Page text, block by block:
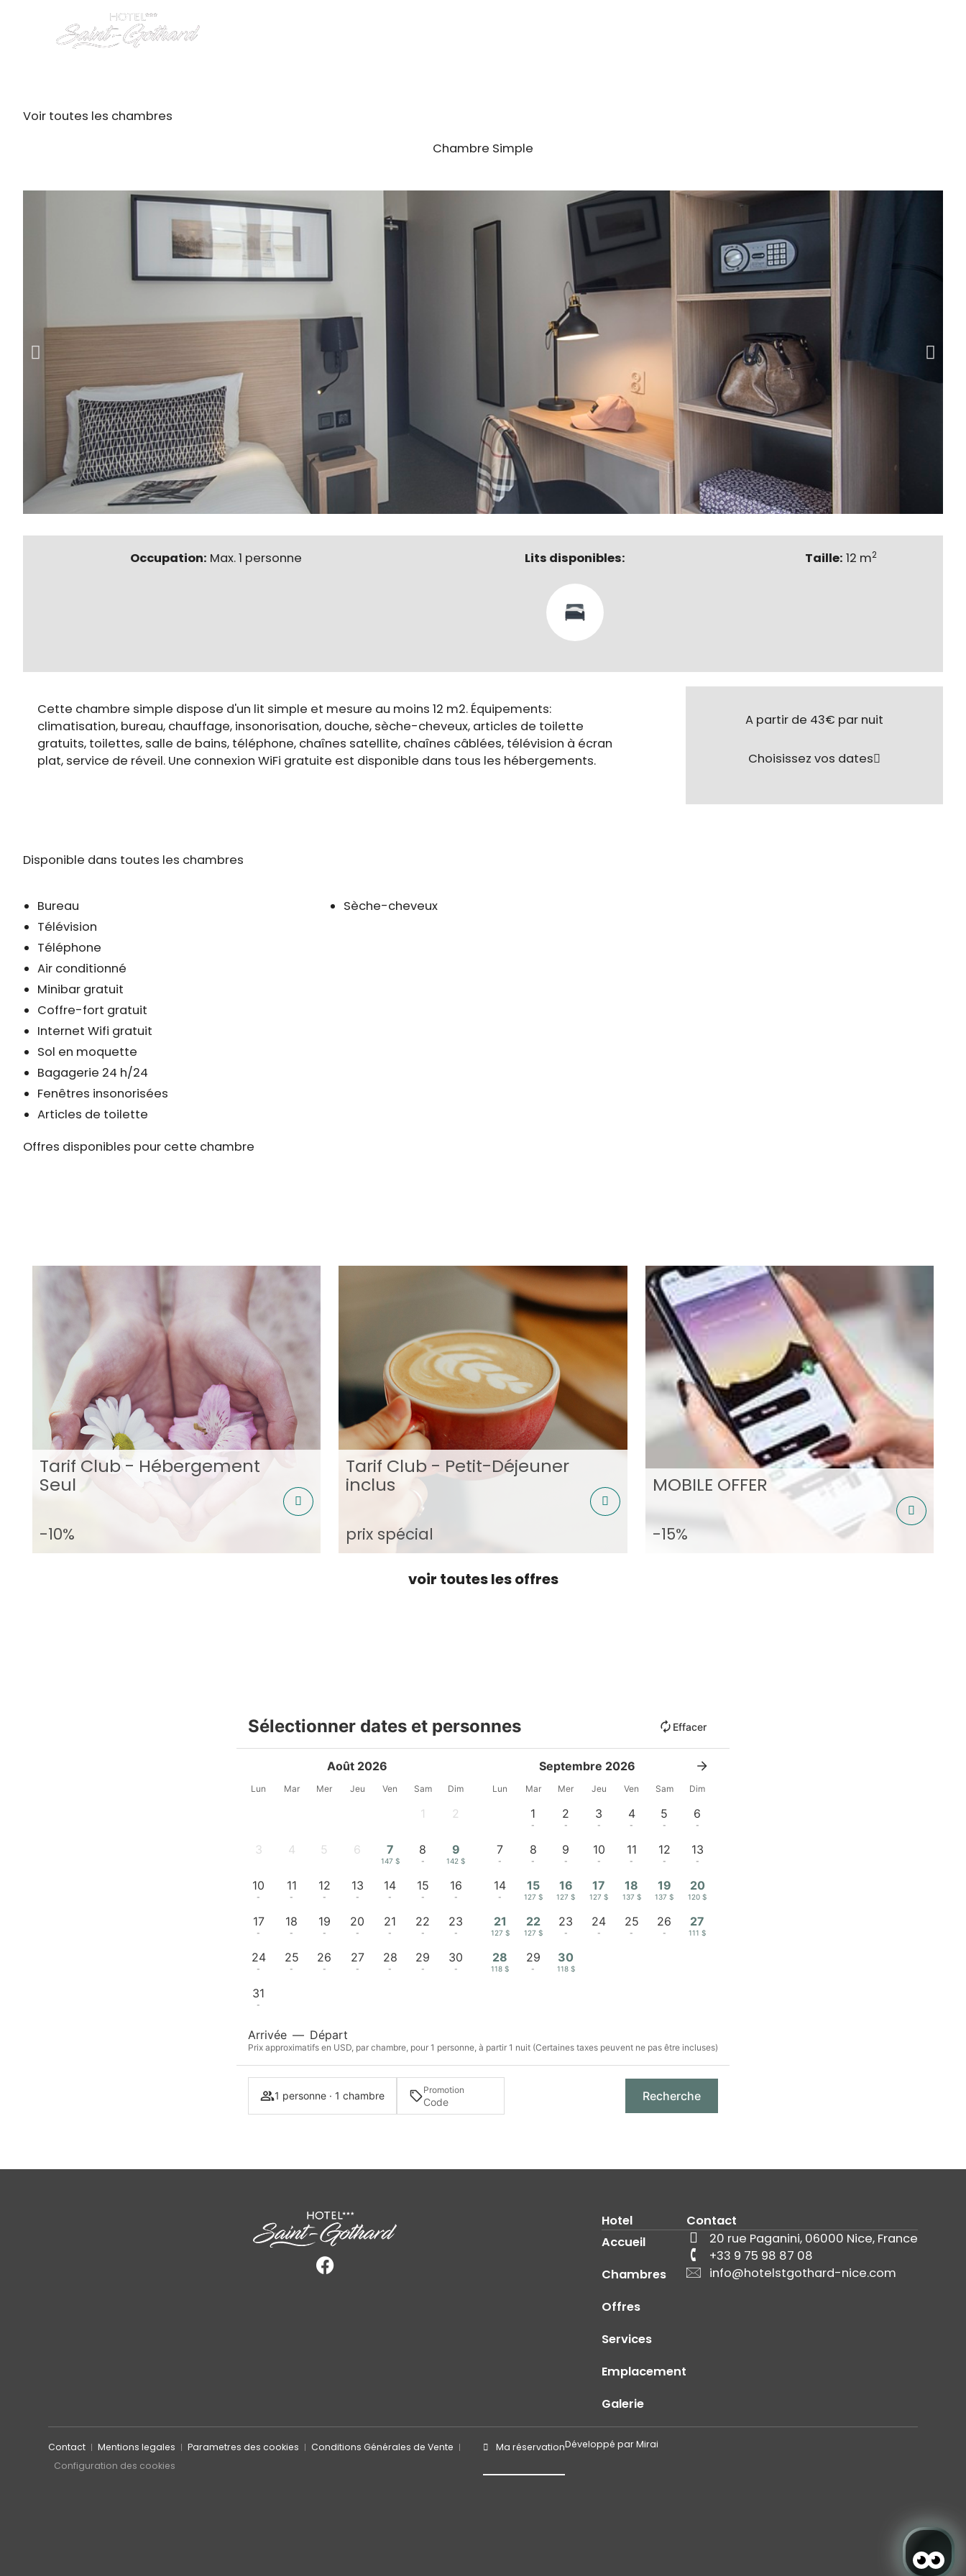
Voir toutes les chambres
Chambre Simple
Occupation: Max. 1 personne Lits disponibles: Taille: 12 m2
Cette chambre simple dispose d'un lit simple et mesure au moins 12 m2. Équipements:
climatisation, bureau, chauffage, insonorisation, douche, sèche-cheveux, articles de toilette
gratuits, toilettes, salle de bains, téléphone, chaînes satellite, chaînes câblées, télévision à écran
plat, service de réveil. Une connexion WiFi gratuite est disponible dans tous les hébergements.
A partir de 43€ par nuit
Choisissez vos dates
Disponible dans toutes les chambres
Bureau
Télévision
Téléphone
Air conditionné
Minibar gratuit
Coffre-fort gratuit
Internet Wifi gratuit
Sol en moquette
Bagagerie 24 h/24
Fenêtres insonorisées
Articles de toilette
Sèche-cheveux
Offres disponibles pour cette chambre
Tarif Club - Hébergement
Seul
-10%
Tarif Club - Petit-Déjeuner
inclus
prix spécial
MOBILE OFFER
-15%
voir toutes les offres
Sélectionner dates et personnes Effacer
Août 2026
Lun Mar Mer Jeu Ven Sam Dim
1 2
3 4 5 6 7
147 $
8
-
9
142 $
10
-
11
-
12
-
13
-
14
-
15
-
16
-
17
-
18
-
19
-
20
-
21
-
22
-
23
-
24
-
25
-
26
-
27
-
28
-
29
-
30
-
31
-
Septembre 2026
Lun Mar Mer Jeu Ven Sam Dim
1
-
2
-
3
-
4
-
5
-
6
-
7
-
8
-
9
-
10
-
11
-
12
-
13
-
14
-
15
127 $
16
127 $
17
127 $
18
137 $
19
137 $
20
120 $
21
127 $
22
127 $
23
-
24
-
25
-
26
-
27
111 $
28
118 $
29
-
30
118 $
Arrivée — Départ
Prix approximatifs en USD, par chambre, pour 1 personne, à partir 1 nuit (Certaines taxes peuvent ne pas être incluses)
1 personne · 1 chambre Promotion Recherche
Hotel
Accueil
Chambres
Offres
Services
Emplacement
Galerie
Contact
20 rue Paganini, 06000 Nice, France
+33 9 75 98 87 08
info@hotelstgothard-nice.com
Contact Mentions legales Parametres des cookies
Conditions Générales de Vente
Configuration des cookies
Ma réservationDéveloppé parMirai